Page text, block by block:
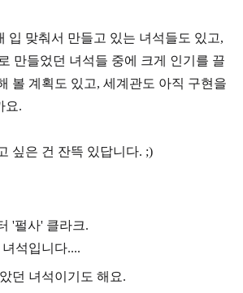
입 맞춰서 만들고 있는 녀석들도 있고,
만들었던 녀석들 중에 크게 인기를 끌
볼 계획도 있고, 세계관도 아직 구현을
요.
싶은 건 잔뜩 있답니다. ;)
'펄사' 클라크.
석입니다....
던 녀석이기도 해요.